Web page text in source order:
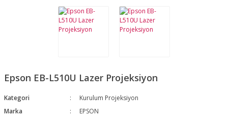
Epson EB-L510U Lazer Projeksiyon
Kategori
Kurulum Projeksiyon
Marka
EPSON